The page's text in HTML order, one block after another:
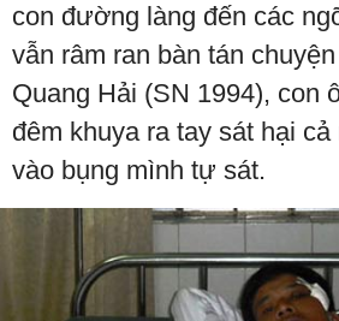
con đường làng đến các
vẫn râm ran bàn tán
Quang Hải (SN 1994), con
đêm khuya ra tay sát hại
vào bụng mình tự sát.